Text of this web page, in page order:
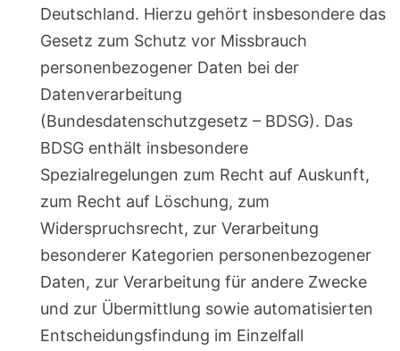
Deutschland. Hierzu gehört insbesondere das
Gesetz zum Schutz vor Missbrauch
personenbezogener Daten bei der
Datenverarbeitung
(Bundesdatenschutzgesetz – BDSG). Das
BDSG enthält insbesondere
Spezialregelungen zum Recht auf Auskunft,
zum Recht auf Löschung, zum
Widerspruchsrecht, zur Verarbeitung
besonderer Kategorien personenbezogener
Daten, zur Verarbeitung für andere Zwecke
und zur Übermittlung sowie automatisierten
Entscheidungsfindung im Einzelfall